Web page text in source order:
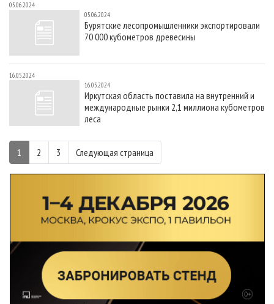
05.06.2024
05.06.2024
Бурятские лесопромышленники экспортировали
70 000 кубометров древесины
16.05.2024
16.05.2024
Иркутская область поставила на внутренний и
международные рынки 2,1 миллиона кубометров
леса
1 2 3 Следующая страница